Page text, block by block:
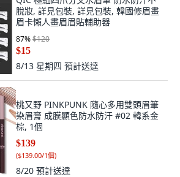
脫妝, 詳見包裝, 詳見包裝, 韓國修眉畫
眉卡懶人畫眉眉貼輔助器
87%$120
$15
8/13 星期四 預計送達
桃又野 PINKPUNK 隨心多用雙頭眉筆
染眉膏 成膜顯色防水防汗 #02 韓系金
棕, 1個
$139
($139.00/1個)
8/20 預計送達